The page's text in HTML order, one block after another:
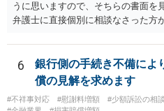
うに思いますので、そちらの書面を
弁護士に直接個別に相談なさった方
払うという約束なのであれば、支払
いて検討するだけということにはな
6
銀行側の手続き不備によ
償の見解を求めます
#不祥事対応 #慰謝料増額 #少額訴訟の相